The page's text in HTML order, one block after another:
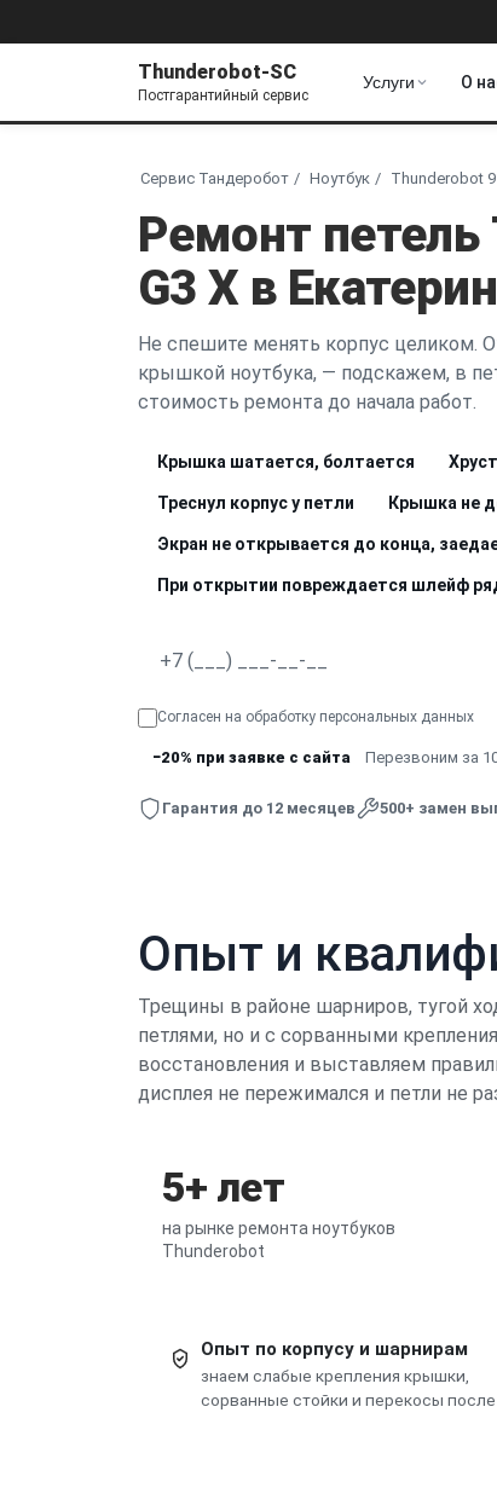
Thunderobot-SC
Постгарантийный сервис
Услуги О
Сервис Тандеробот Ноутбук Thunderobot
Ремонт петель
G3 X в
Не спешите менять корпус целиком.
крышкой ноутбука, — подскажем, в
стоимость ремонта до начала работ.
Крышка шатается, болтается
Треснул корпус у петли Крышка не
Экран не открывается до конца,
При открытии повреждается шлейф
Согласен на обработку персональных данных
−20% при заявке с сайта Перезвоним за
Гарантия до 12 месяцев 500+ замен
Опыт и
Трещины в районе шарниров, тугой
петлями, но и с сорванными
восстановления и выставляем
дисплея не пережимался и петли не
5+ лет
на рынке ремонта ноутбуков
Thunderobot
Опыт по корпусу и шарнирам
знаем слабые крепления крышки,
сорванные стойки и перекосы после